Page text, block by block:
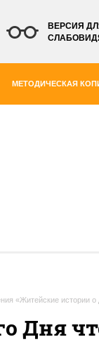
ВЕРСИЯ
МЕТОДИЧЕСКАЯ
«Житейские истории о
Дня